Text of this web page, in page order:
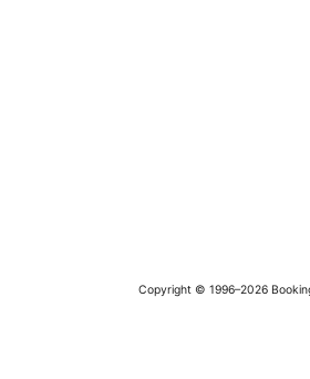
Copyright © 1996–2026